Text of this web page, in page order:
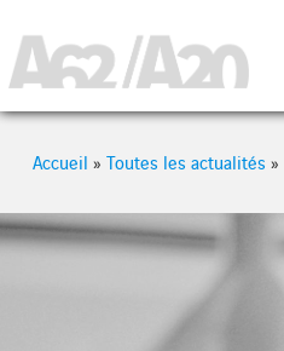
Accueil » Toutes les actualités »